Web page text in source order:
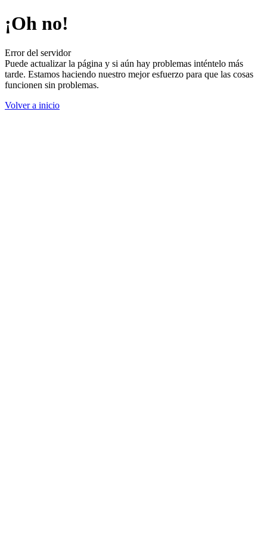
¡Oh no!
Error del servidor
Puede actualizar la página y si aún hay problemas inténtelo más
tarde. Estamos haciendo nuestro mejor esfuerzo para que las cosas
funcionen sin problemas.
Volver a inicio